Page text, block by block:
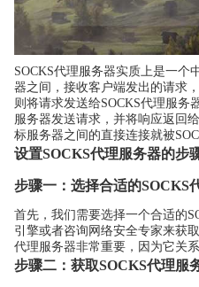
SOCKS代理服务器实质上是一个
器之间，接收客户端发出的请求
则将请求发送给SOCKS代理服务
服务器发送请求，并将响应返回
标服务器之间的直接连接就被
设置SOCKS代理服务器的步
步骤一：选择合适的SOCKS
首先，我们需要选择一个合适的
引擎或者咨询网络安全专家来获
代理服务器非常重要，因为它关
步骤二：获取SOCKS代理服